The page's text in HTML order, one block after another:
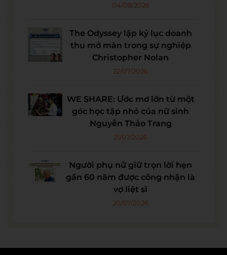
04/08/2026
The Odyssey lập kỷ lục doanh
thu mở màn trong sự nghiệp
Christopher Nolan
22/07/2026
WE SHARE: Ước mơ lớn từ một
góc học tập nhỏ của nữ sinh
Nguyễn Thảo Trang
21/07/2026
Người phụ nữ giữ trọn lời hẹn
gần 60 năm được công nhận là
vợ liệt sĩ
20/07/2026